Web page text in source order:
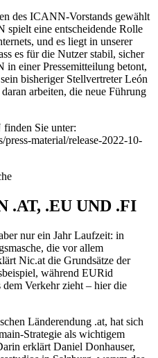
des ICANN-Vorstands gewählt
spielt eine entscheidende Rolle
und es liegt in unserer
es für die Nutzer stabil, sicher
einer Pressemitteilung betont,
bisheriger Stellvertreter León
arbeiten, die neue Führung
Sie unter:
material/release-2022-10-
.AT, .EU UND .FI
nur ein Jahr Laufzeit: in
die vor allem
Nic.at die Grundsätze der
während EURid
Verkehr zieht – hier die
Länderendung .at, hat sich
Strategie als wichtigem
erklärt Daniel Donhauser,